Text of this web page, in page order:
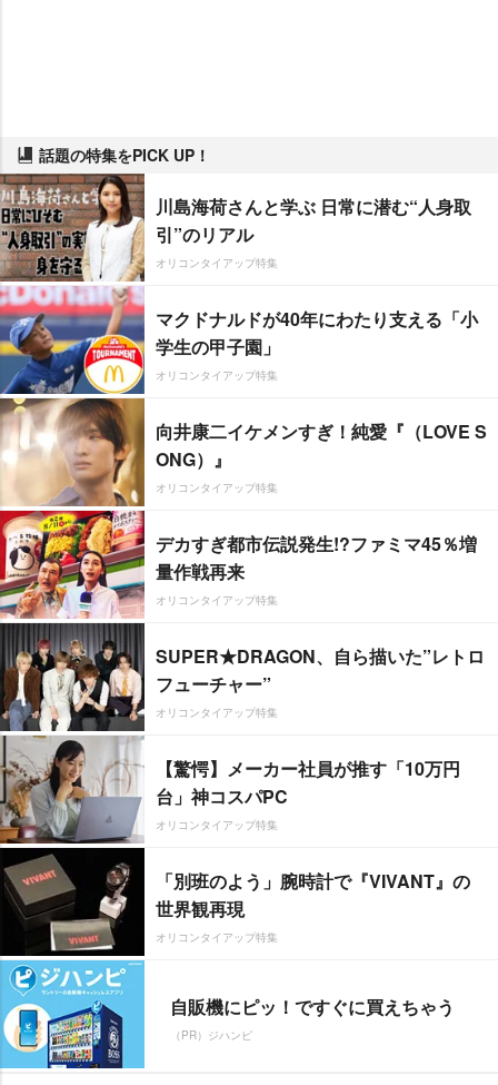
話題の特集をPICK UP！
川島海荷さんと学ぶ 日常に潜む“人身取
引”のリアル
オリコンタイアップ特集
マクドナルドが40年にわたり支える「小
学生の甲子園」
オリコンタイアップ特集
向井康二イケメンすぎ！純愛『（LOVE S
ONG）』
オリコンタイアップ特集
デカすぎ都市伝説発生!?ファミマ45％増
量作戦再来
オリコンタイアップ特集
SUPER★DRAGON、自ら描いた”レトロ
フューチャー”
オリコンタイアップ特集
【驚愕】メーカー社員が推す「10万円
台」神コスパPC
オリコンタイアップ特集
「別班のよう」腕時計で『VIVANT』の
世界観再現
オリコンタイアップ特集
自販機にピッ！ですぐに買えちゃう
（PR）ジハンピ